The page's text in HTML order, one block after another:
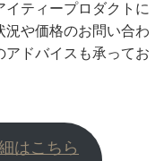
ティープロダクトに
況や価格のお問い合わ
ドバイスも承ってお
はこちら